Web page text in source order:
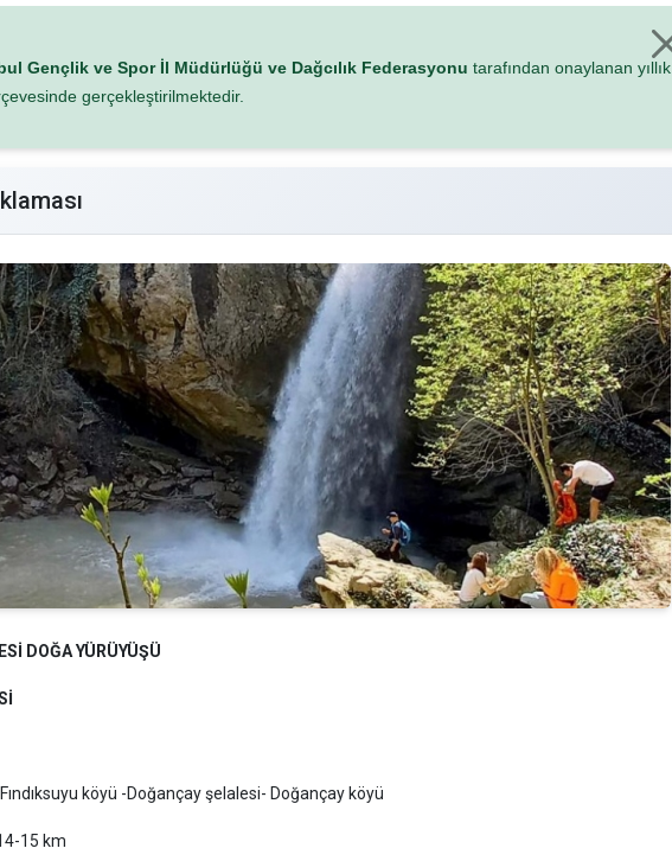
Gençlik ve Spor İl Müdürlüğü ve Dağcılık Federasyonu tarafından onaylanan yıllık
gerçekleştirilmektedir.
DOĞA YÜRÜYÜŞÜ
Fındıksuyu köyü -Doğançay şelalesi- Doğançay köyü
15 km